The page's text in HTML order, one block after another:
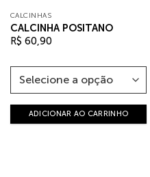
CALCINHAS
CALCINHA POSITANO
R$ 60,90
ADICIONAR AO CARRINHO